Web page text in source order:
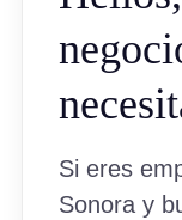
Si eres
Sonora y